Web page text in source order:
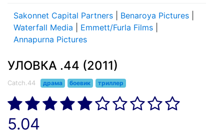
Sakonnet Capital Partners Benaroya Pictures
Waterfall Media
Emmett/Furla Films
Annapurna Pictures
УЛОВКА .44 (2011)
Catch.44 драма боевик триллер
5.04